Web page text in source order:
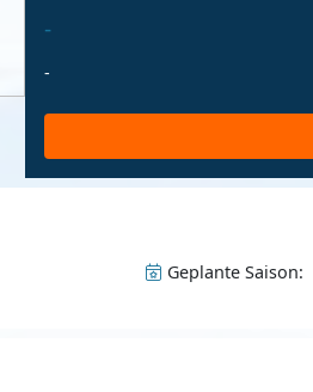
-
-
Geplante Saison: